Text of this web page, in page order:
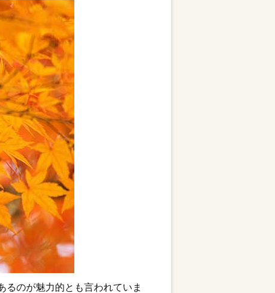
るのが魅力的とも言われていま